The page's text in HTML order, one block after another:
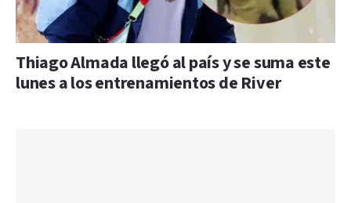
Thiago Almada llegó al país y se suma este
lunes a los entrenamientos de River